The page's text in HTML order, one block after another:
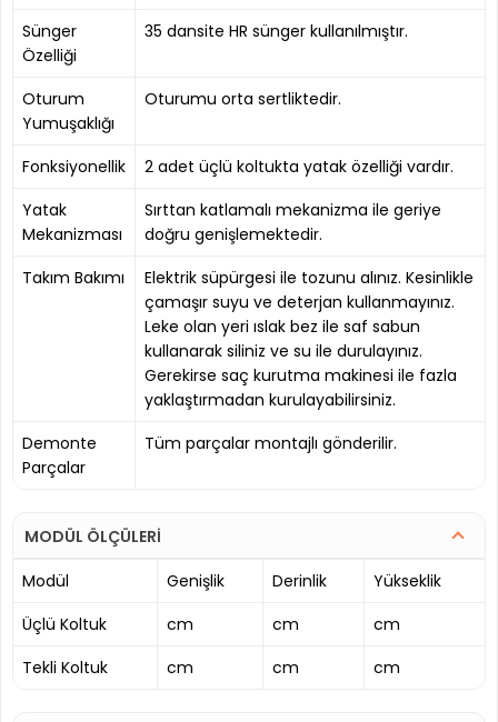
Sünger
Özelliği
35 dansite HR sünger kullanılmıştır.
Oturum
Yumuşaklığı
Oturumu orta sertliktedir.
Fonksiyonellik
2 adet üçlü koltukta yatak özelliği vardır.
Yatak
Mekanizması
Sırttan katlamalı mekanizma ile geriye
doğru genişlemektedir.
Takım Bakımı
Elektrik süpürgesi ile tozunu alınız. Kesinlikle
çamaşır suyu ve deterjan kullanmayınız.
Leke olan yeri ıslak bez ile saf sabun
kullanarak siliniz ve su ile durulayınız.
Gerekirse saç kurutma makinesi ile fazla
yaklaştırmadan kurulayabilirsiniz.
Demonte
Parçalar
Tüm parçalar montajlı gönderilir.
MODÜL ÖLÇÜLERİ
Modül
Genişlik Derinlik
Yükseklik
Üçlü Koltuk
cm cm
cm
Tekli Koltuk
cm cm cm